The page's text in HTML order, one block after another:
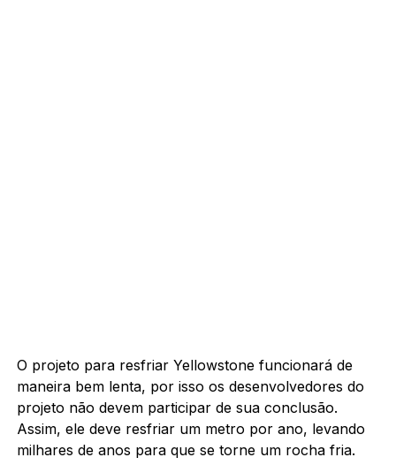
O projeto para resfriar Yellowstone funcionará de
maneira bem lenta, por isso os desenvolvedores do
projeto não devem participar de sua conclusão.
Assim, ele deve resfriar um metro por ano, levando
milhares de anos para que se torne um rocha fria.